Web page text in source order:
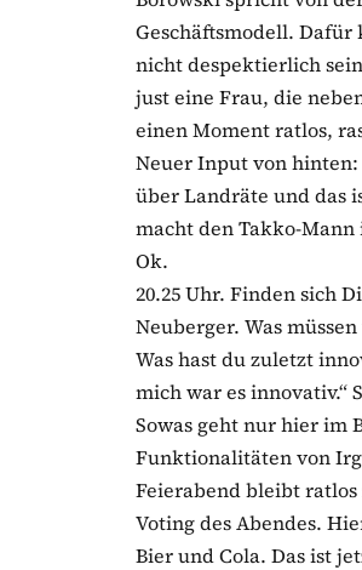
Geschäftsmodell. Dafür
nicht despektierlich
just eine Frau, die
einen Moment ratlos,
Neuer Input von
über Landräte und das
macht den Takko-
Ok.
20.25 Uhr. Finden sich
Neuberger. Was
Was hast du zuletzt
mich war es innovativ.“
Sowas geht nur hier im
Funktionalitäten von
Feierabend bleibt
Voting des Abendes.
Bier und Cola. Das ist